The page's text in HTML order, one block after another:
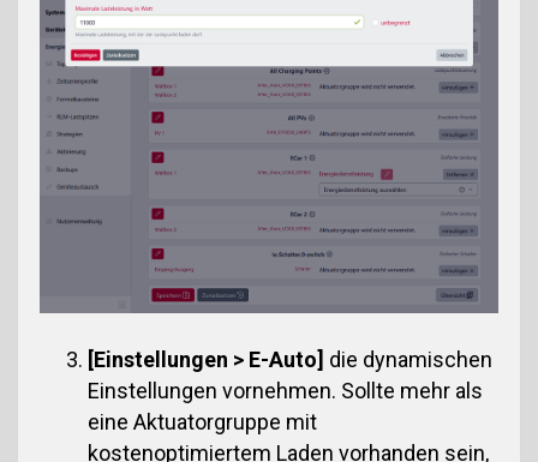
[Einstellungen > E-Auto] die dynamischen
Einstellungen vornehmen. Sollte mehr als
eine Aktuatorgruppe mit
kostenoptimiertem Laden vorhanden sein,